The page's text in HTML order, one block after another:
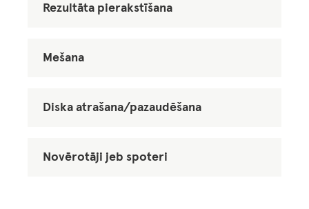
Rezultāta pierakstīšana
Mešana
Diska atrašana/pazaudēšana
Novērotāji jeb spoteri